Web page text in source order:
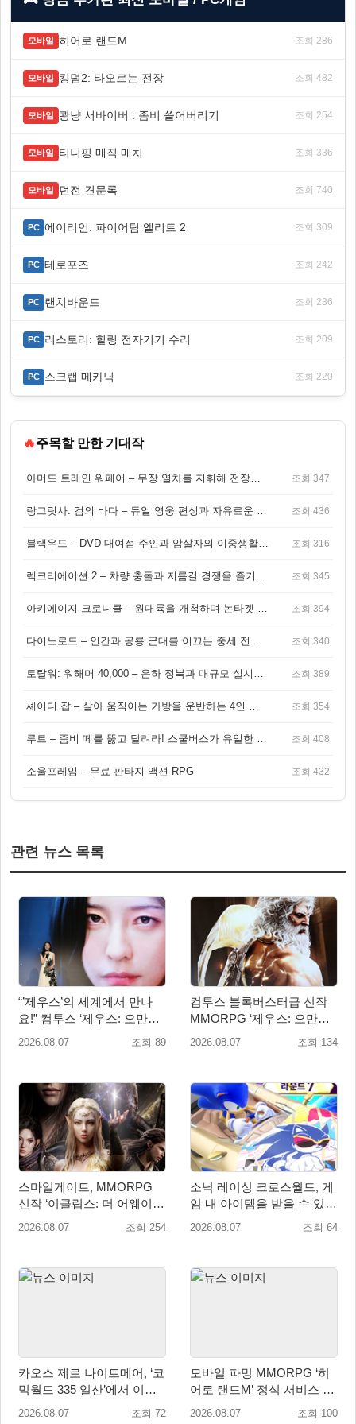
모바일 히어로 랜드M 조회 286
모바일 킹덤2: 타오르는 전장 조회 482
모바일 쾅냥 서바이버 : 좀비 쓸어버리기 조회 254
모바일 티니핑 매직 매치 조회 336
모바일 던전 견문록 조회 740
PC 에이리언: 파이어팀 엘리트 2 조회 309
PC 테로포즈 조회 242
PC 랜치바운드 조회 236
PC 리스토리: 힐링 전자기기 수리 조회 209
PC 스크랩 메카닉 조회 220
🔥주목할 만한 기대작
아머드 트레인 워페어 – 무장 열차를 지휘해 전장을 돌파하는 생존 전투 게임 조회 347
랑그릿사: 검의 바다 – 듀얼 영웅 편성과 자유로운 탐험을 결합한 판타지 전략 RPG 조회 436
블랙우드 – DVD 대여점 주인과 암살자의 이중생활을 그린 3인칭 액션 스릴러 게임 조회 316
렉크리에이션 2 – 차량 충돌과 지름길 경쟁을 즐기는 오픈월드 아케이드 레이싱 게임 조회 345
아키에이지 크로니클 – 원대륙을 개척하며 논타겟 전투를 즐기는 오픈월드 MMORPG 조회 394
다이노로드 – 인간과 공룡 군대를 이끄는 중세 전략 액션 RPG 조회 340
토탈워: 워해머 40,000 – 은하 정복과 대규모 실시간 전투가 결합된 전략 게임! 조회 389
셰이디 잡 – 살아 움직이는 가방을 운반하는 4인 협동 물리 어드벤처 게임 조회 354
루트 – 좀비 떼를 뚫고 달려라! 스쿨버스가 유일한 집이 되는 4인 협동 생존 게임 조회 408
소울프레임 – 무료 판타지 액션 RPG 조회 432
관련 뉴스 목록
“’제우스’의 세계에서 만나
요!” 컴투스 ‘제우스: 오만의
신’ 쇼케이스 찾은 배우 박지
2026.08.07 조회 89
컴투스 블록버스터급 신작
MMORPG ‘제우스: 오만의
신’, 8월 26일 출시!
2026.08.07 조회 134
스마일게이트, MMORPG
신작 ‘이클립스: 더 어웨이크
닝’ 9월 10일 론칭!
2026.08.07 조회 254
소닉 레이싱 크로스월드, 게
임 내 아이템을 받을 수 있는
‘레전드 대회 라운드 7’ 개최!
2026.08.07 조회 64
카오스 제로 나이트메어, ‘코
믹월드 335 일산’에서 이용
자 소통 예고
2026.08.07 조회 72
모바일 파밍 MMORPG ‘히
어로 랜드M’ 정식 서비스 돌
입
2026.08.07 조회 100